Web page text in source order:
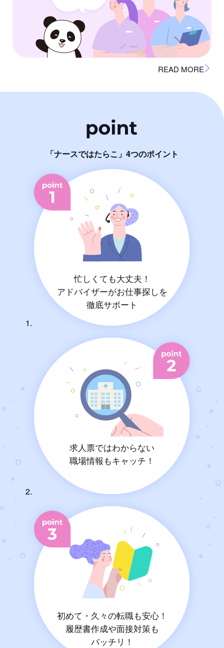
READ MORE
「ナースではたらこ」4つのポイント
忙しくても大丈夫！
アドバイザーがお仕事探しを
徹底サポート
求人票ではわからない
職場情報もキャッチ！
初めて・久々の転職も安心！
履歴書作成や面接対策も
バッチリ！